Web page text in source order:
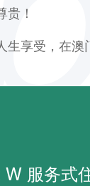
！
生享受，在澳
W 服务式